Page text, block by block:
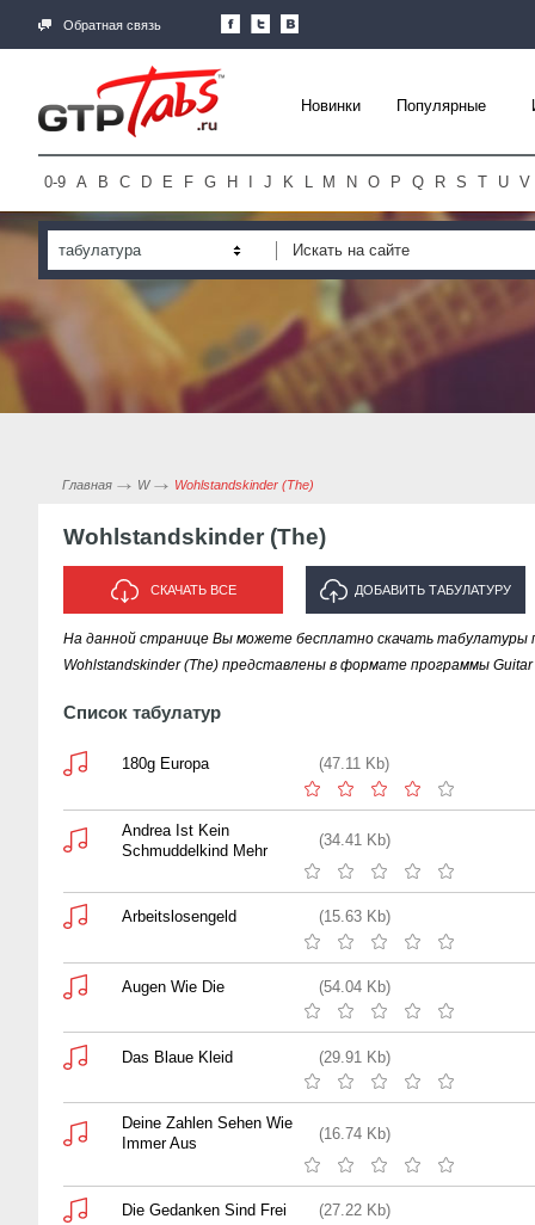
Обратная связь
Новинки Популярные
0-9 A B C D E F G H J K L M N O P Q R S T U V
табулатура
Главная W Wohlstandskinder (The)
Wohlstandskinder (The)
СКАЧАТЬ ВСЕ ДОБАВИТЬ ТАБУЛАТУРУ
ИСПОЛНИТЕЛЯ
На данной странице Вы можете бесплатно скачать табулатуры
Wohlstandskinder (The) представлены в формате программы Guitar
Список табулатур
180g Europa (47.11 Kb)
Andrea Ist Kein
Schmuddelkind Mehr
(34.41 Kb)
Arbeitslosengeld (15.63 Kb)
Augen Wie Die (54.04 Kb)
Das Blaue Kleid (29.91 Kb)
Deine Zahlen Sehen Wie
Immer Aus
(16.74 Kb)
Die Gedanken Sind Frei (27.22 Kb)